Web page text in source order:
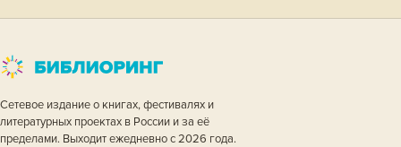
Сетевое издание о книгах, фестивалях и
литературных проектах в России и за её
пределами. Выходит ежедневно с 2026 года.